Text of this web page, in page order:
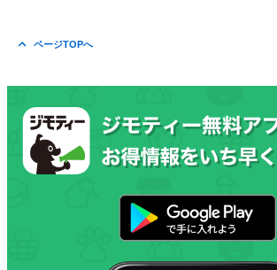
ページTOPへ